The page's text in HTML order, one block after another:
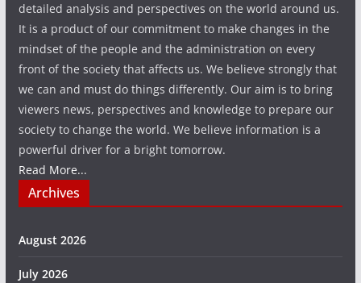
detailed analysis and perspectives on the world around us.
It is a product of our commitment to make changes in the
mindset of the people and the administration on every
front of the society that affects us. We believe strongly that
we can and must do things differently. Our aim is to bring
viewers news, perspectives and knowledge to prepare our
society to change the world. We believe information is a
powerful driver for a bright tomorrow.
Read More...
Archives
August 2026
July 2026